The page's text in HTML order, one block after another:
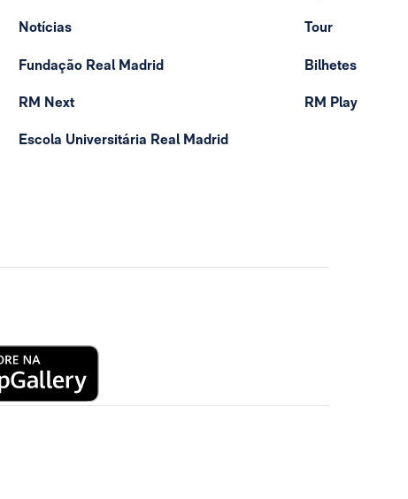
Notícias
Fundação Real Madrid
RM Next
Escola Universitária Real Madrid
Tour
Bilhetes
RM Play